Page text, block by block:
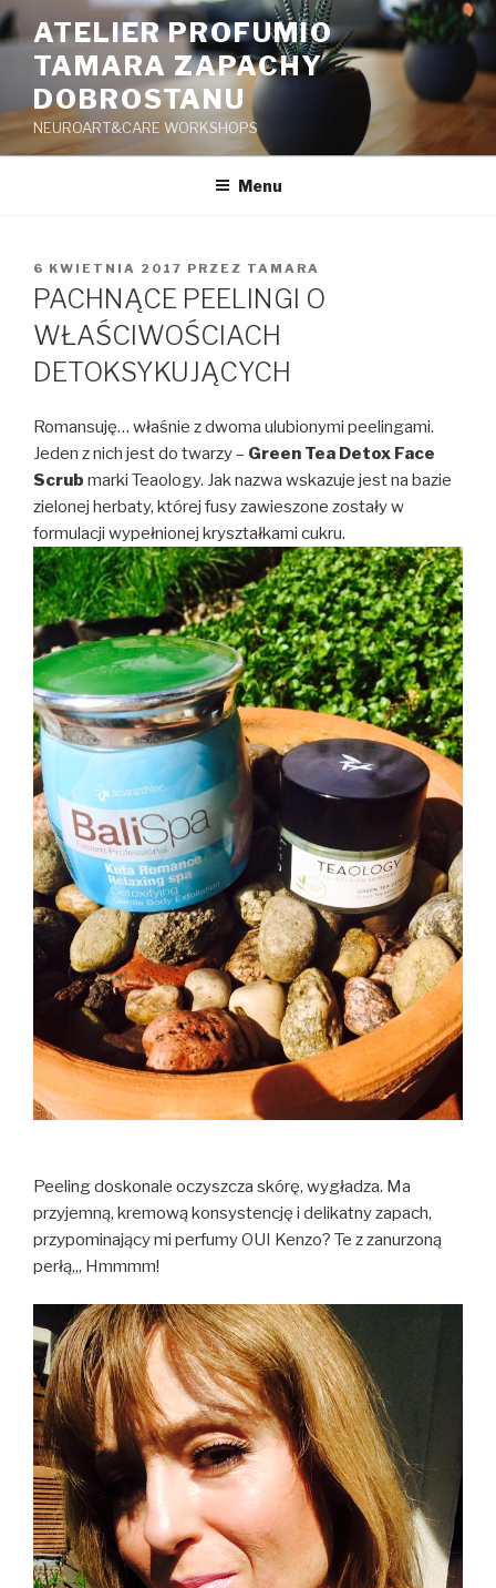
Przeskocz
do
ATELIER PROFUMIO
TAMARA ZAPACHY
DOBROSTANU
NEUROART&CARE WORKSHOPS
Menu
OPUBLIKOWANE
W
6 KWIETNIA 2017 PRZEZ TAMARA
PACHNĄCE PEELINGI O
WŁAŚCIWOŚCIACH
DETOKSYKUJĄCYCH
Romansuję… właśnie z dwoma ulubionymi peelingami.
Jeden z nich jest do twarzy – Green Tea Detox Face
Scrub marki Teaology. Jak nazwa wskazuje jest na bazie
zielonej herbaty, której fusy zawieszone zostały w
formulacji wypełnionej kryształkami cukru.
Peeling doskonale oczyszcza skórę, wygładza. Ma
przyjemną, kremową konsystencję i delikatny zapach,
przypominający mi perfumy OUI Kenzo? Te z zanurzoną
perłą,,, Hmmmm!